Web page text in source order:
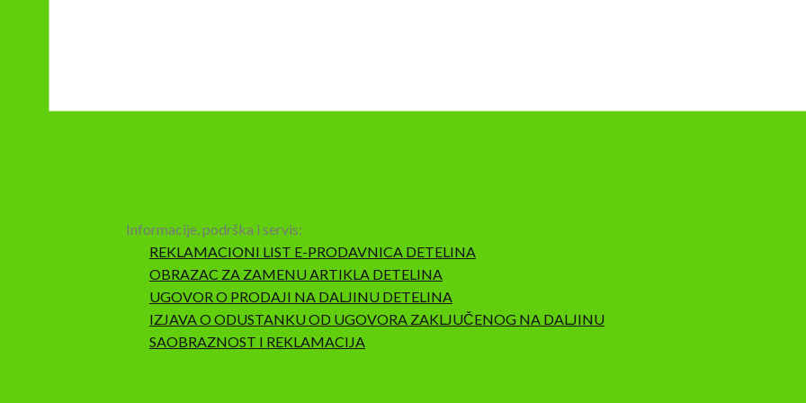
Informacije, podrška i servis:
REKLAMACIONI LIST E-PRODAVNICA DETELINA
OBRAZAC ZA ZAMENU ARTIKLA DETELINA
UGOVOR O PRODAJI NA DALJINU DETELINA
IZJAVA O ODUSTANKU OD UGOVORA ZAKLJUČENOG NA DALJINU
SAOBRAZNOST I REKLAMACIJA